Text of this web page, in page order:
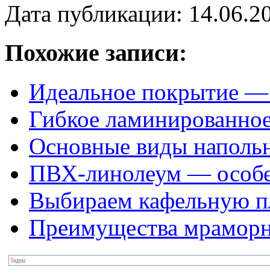
Дата публикации:
Похожие записи:
Идеальное покрытие —
Гибкое
Основные виды
ПВХ-линолеум —
Выбираем кафельную
Преимущества